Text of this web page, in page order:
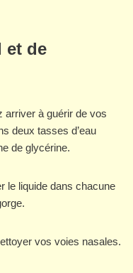
et de
arriver à guérir de vos
deux tasses d’eau
de glycérine.
le liquide dans chacune
vos voies nasales.